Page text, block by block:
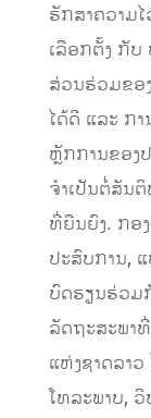
ຮັກສາຄວາມ
ເລືອກຕັ້ງ ກັບ
ສ່ວນຮ່ວມຂອ
ໄດ້ດີ ແລະ ກ
ຫຼັກການຂອງ
ຈຳເປັນຕໍ່ສັນ
ທີ່ຍືນຍົງ. ກອ
ປະສົບການ,
ບົດຮຽນຮ່ວມ
ລັດຖະສະພາ
ແຫ່ງຊາດລາ
ໂທລະພາບ,